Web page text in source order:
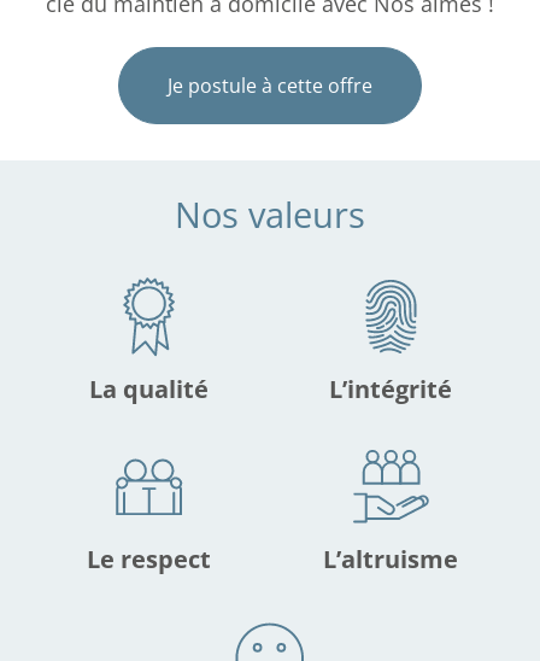
Je postule à cette offre
Nos valeurs
La qualité L’intégrité
Le respect L’altruisme